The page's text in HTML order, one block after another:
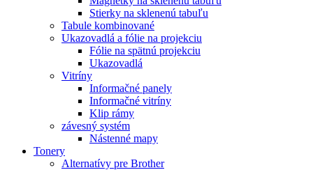
Stierky na sklenenú tabuľu
Tabule kombinované
Ukazovadlá a fólie na projekciu
Fólie na spätnú projekciu
Ukazovadlá
Vitríny
Informačné panely
Informačné vitríny
Klip rámy
závesný systém
Nástenné mapy
Tonery
Alternatívy pre Brother